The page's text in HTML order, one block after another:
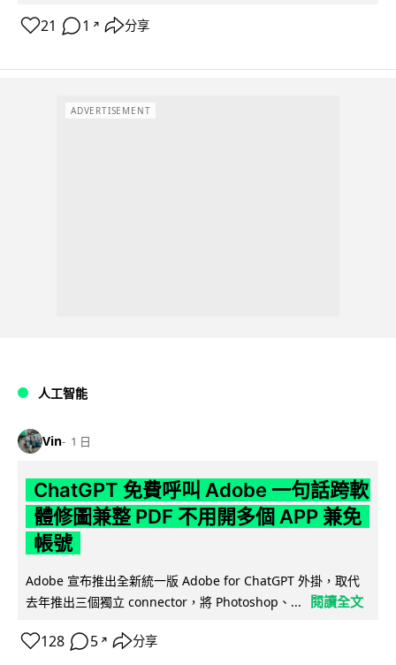
21 1 ↗ 分享
ADVERTISEMENT
人工智能
Vin 1 日
ChatGPT 免費呼叫 Adobe 一句話跨軟
體修圖兼整 PDF 不用開多個 APP 兼免
帳號
Adobe 宣布推出全新統一版 Adobe for ChatGPT 外掛，取代
去年推出三個獨立 connector，將 Photoshop、...
閱讀全文
128 5 ↗ 分享